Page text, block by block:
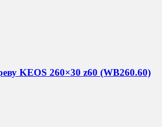
KEOS 260×30 z60 (WB260.60)